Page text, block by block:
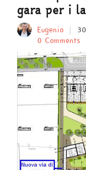
gara per i
Eugenio
0 Comments